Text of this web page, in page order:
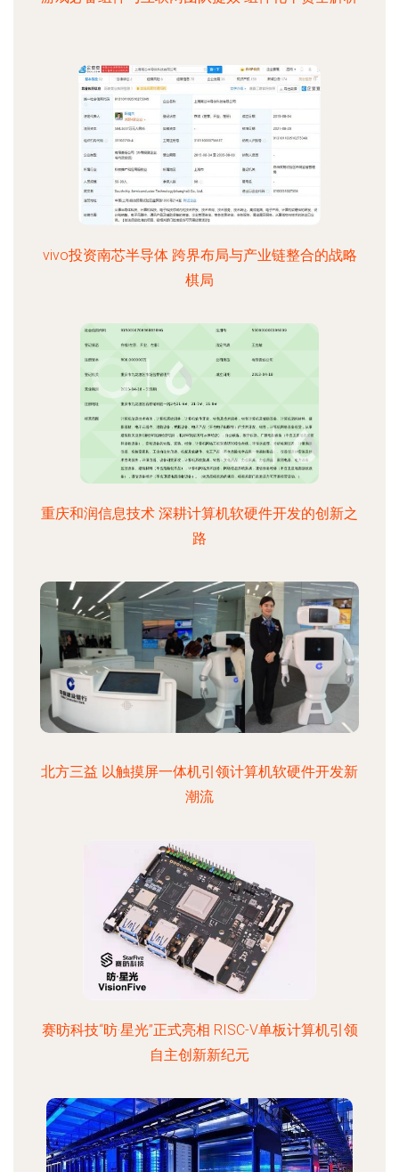
vivo投资南芯半导体 跨界布局与产业链整合的战略
棋局
重庆和润信息技术 深耕计算机软硬件开发的创新之
路
北方三益 以触摸屏一体机引领计算机软硬件开发新
潮流
赛昉科技“昉·星光”正式亮相 RISC-V单板计算机引领
自主创新新纪元